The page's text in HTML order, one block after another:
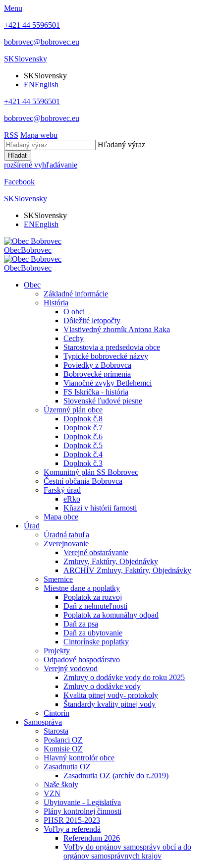
Menu
+421 44 5596501
bobrovec@bobrovec.eu
SKSlovensky
SKSlovensky
ENEnglish
+421 44 5596501
bobrovec@bobrovec.eu
RSS Mapa webu
Hľadaný výraz
Hľadať
rozšírené vyhľadávanie
Facebook
SKSlovensky
SKSlovensky
ENEnglish
ObecBobrovec
ObecBobrovec
Obec
Základné informácie
História
O obci
Dôležité letopočty
Vlastivedný zborník Antona Raka
Cechy
Starostovia a predsedovia obce
Typické bobrovecké názvy
Poviedky z Bobrovca
Bobrovecké prímenia
Vianočné zvyky Betlehemci
FS Iskrička - história
Slovenské ľudové piesne
Územný plán obce
Doplnok č.8
Doplnok č.7
Doplnok č.6
Doplnok č.5
Doplnok č.4
Doplnok č.3
Komunitný plán SS Bobrovec
Čestní občania Bobrovca
Farský úrad
eRko
Kňazi v histórii farnosti
Mapa obce
Úrad
Úradná tabuľa
Zverejnovanie
Verejné obstarávanie
Zmluvy, Faktúry, Objednávky
ARCHÍV Zmluvy, Faktúry, Objednávky
Smernice
Miestne dane a poplatky
Poplatok za rozvoj
Daň z nehnuteľností
Poplatok za komunálny odpad
Daň za psa
Daň za ubytovanie
Cintorínske poplatky
Projekty
Odpadové hospodárstvo
Verejný vodovod
Zmluvy o dodávke vody do roku 2025
Zmluvy o dodávke vody
Kvalita pitnej vody- protokoly
Štandardy kvality pitnej vody
Cintorín
Samospráva
Starosta
Poslanci OZ
Komisie OZ
Hlavný kontrolór obce
Zasadnutia OZ
Zasadnutia OZ (archív do r.2019)
Naše školy
VZN
Ubytovanie - Legislatíva
Plány kontrolnej činnosti
PHSR 2015-2023
Voľby a referendá
Referendum 2026
Voľby do orgánov samosprávy obcí a do
orgánov samosprávnych krajov